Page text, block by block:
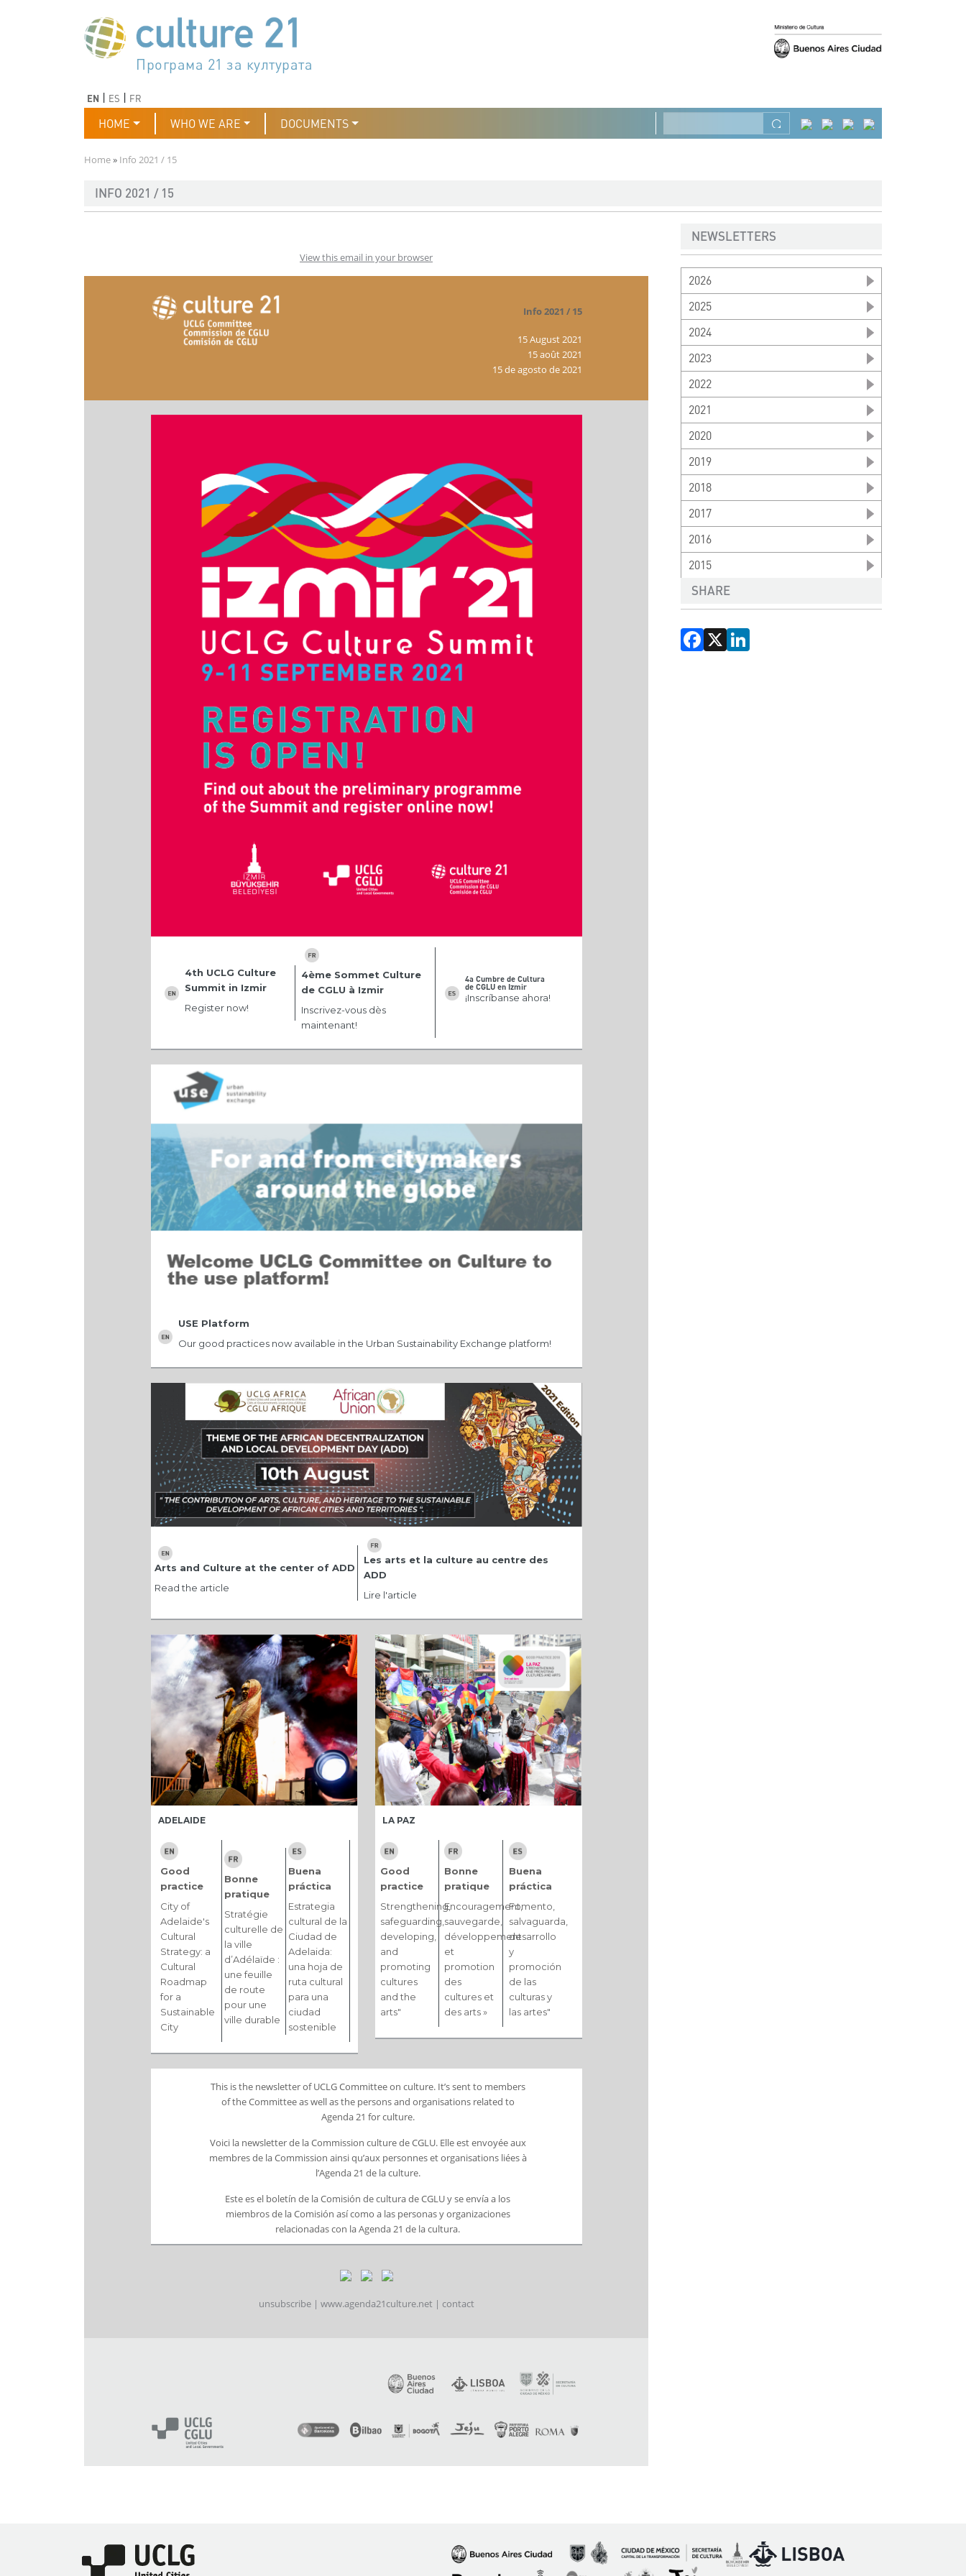
جدول أعمال القرن 21 للثقافة
Програма 21 за културата
Agenda 21 de la cultura
Agjenda 21 për kulturë
Agenda 21 van cultuur
Agenda 21 for culture
Kulturaren Agenda 21
Agenda 21 de la culture
Axenda 21 da cultura
Agenda 21 für Kultur
Agenda 21 della cultura
文化のためのアジェンダ21
دستورکار 21 برای فرهنگ
Agenda 21 dla kultury
Agenda 21 da cultura
Повестка дня 21 для культуры
Agenda 21 za kulturu
Agenda 21 de la cultura
Agenda 21 för kulturen
Kültür için Gündem 21
Порядок денний 21 для культури
EN ES FR
Main navigation
HOME WHO WE ARE DOCUMENTS
Breadcrumb
Home Info 2021 / 15
INFO 2021 / 15
View this email in your browser
Info 2021 / 15
15 August 2021
15 août 2021
15 de agosto de 2021
4th UCLG Culture
Summit in Izmir
Register now!
4ème Sommet Culture
de CGLU à Izmir
Inscrivez-vous dès
maintenant!
4a Cumbre de Cultura
de CGLU en Izmir
¡Inscríbanse ahora!
USE Platform
Our good practices now available in the Urban Sustainability Exchange platform!
Arts and Culture at the center of ADD
Read the article
Les arts et la culture au centre des
ADD
Lire l'article
ADELAIDE
Good
practice
City of
Adelaide's
Cultural
Strategy: a
Cultural
Roadmap
for a
Sustainable
City
Bonne
pratique
Stratégie
culturelle de
la ville
d’Adélaïde :
une feuille
de route
pour une
ville durable
Buena
práctica
Estrategia
cultural de la
Ciudad de
Adelaida:
una hoja de
ruta cultural
para una
ciudad
sostenible
LA PAZ
Good
practice
Strengthening,
safeguarding,
developing,
and
promoting
cultures
and the
arts"
Bonne
pratique
Encouragement,
sauvegarde,
développement
et
promotion
des
cultures et
des arts »
Buena
práctica
Fomento,
salvaguarda,
desarrollo
y
promoción
de las
culturas y
las artes"
This is the newsletter of UCLG Committee on culture. It’s sent to members
of the Committee as well as the persons and organisations related to
Agenda 21 for culture.
Voici la newsletter de la Commission culture de CGLU. Elle est envoyée aux
membres de la Commission ainsi qu’aux personnes et organisations liées à
l’Agenda 21 de la culture.
Este es el boletín de la Comisión de cultura de CGLU y se envía a los
miembros de la Comisión así como a las personas y organizaciones
relacionadas con la Agenda 21 de la cultura.
unsubscribe| www.agenda21culture.net| contact
NEWSLETTERS
2026
2025
2024
2023
2022
2021
2020
2019
2018
2017
2016
2015
SHARE
Facebook
X
Imagen Imagen Imagen ImagenImagen